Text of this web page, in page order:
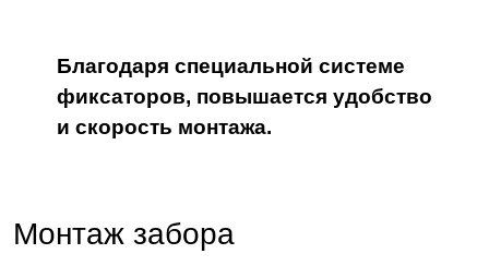
Благодаря специальной системе
фиксаторов, повышается удобство
и скорость монтажа.
Монтаж забора